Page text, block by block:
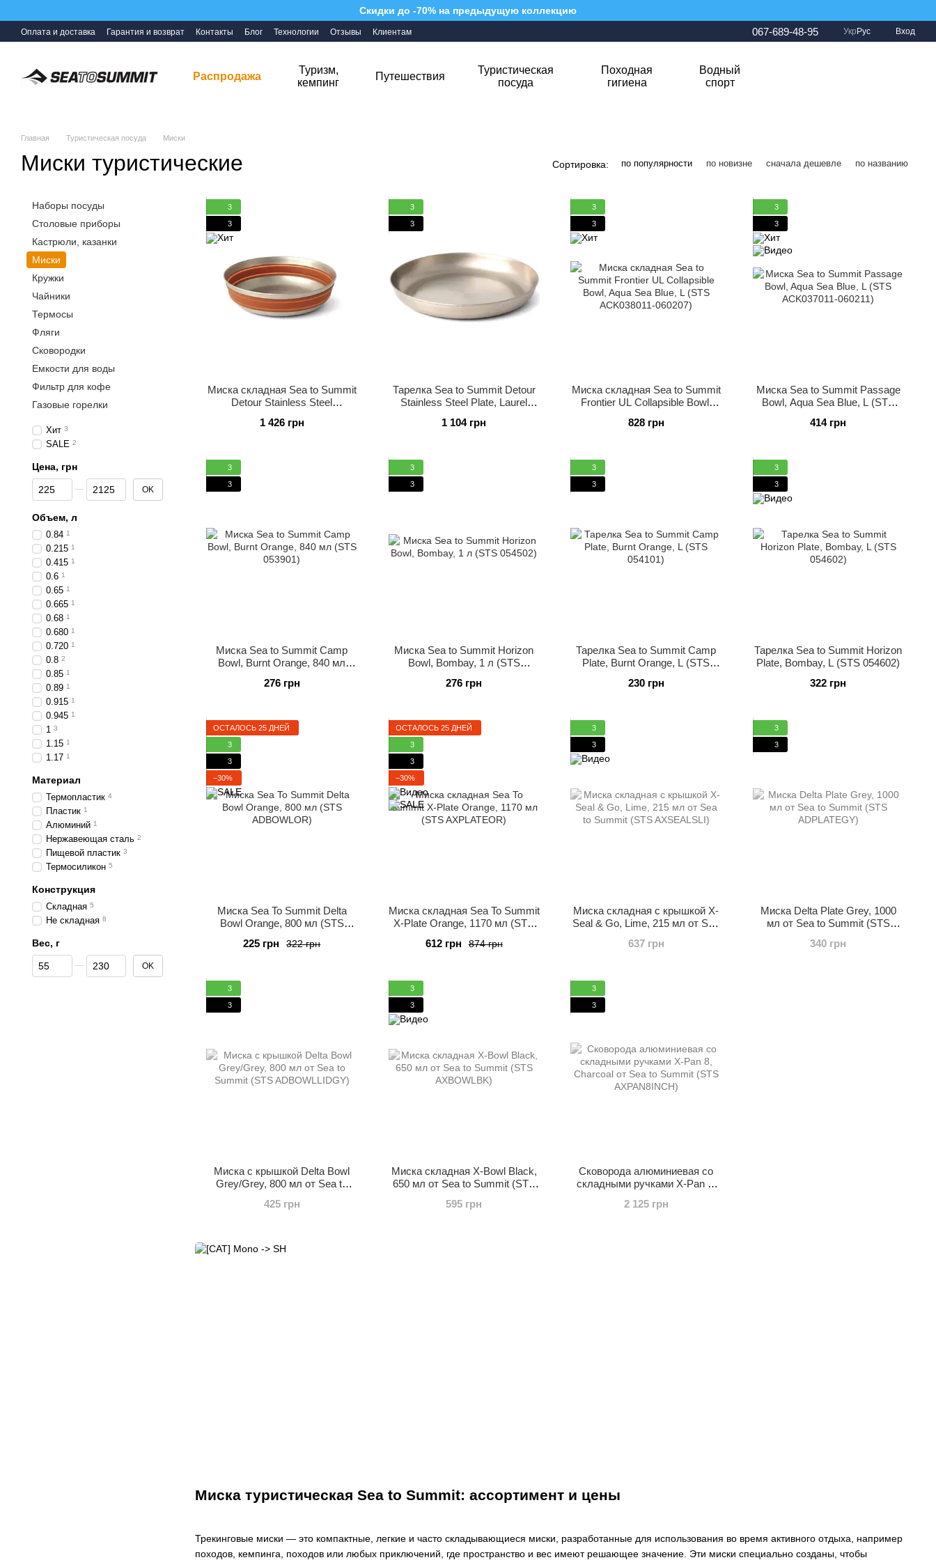
Скидки до -70% на предыдущую коллекцию
Оплата и доставка Гарантия и возврат Контакты Блог Технологии Отзывы Клиентам 067-689-48-95 Укр Рус Вход
Распродажа
Туризм,
кемпинг
Путешествия
Туристическая
посуда
Походная
гигиена
Водный
спорт
Главная Туристическая посуда Миски
Миски туристические Сортировка: по популярности по новизне сначала дешевле по названию
Миска туристическая Sea to Summit: ассортимент и цены
Трекинговые миски — это компактные, легкие и часто складывающиеся миски, разработанные для использования во время активного отдыха, например
походов, кемпинга, походов или любых приключений, где пространство и вес имеют решающее значение. Эти миски специально созданы, чтобы
3
3
Миска складная Sea to Summit
Detour Stainless Steel
Brown, L (STS ACK039011-
1 426 грн
3
3
Тарелка Sea to Summit Detour
Stainless Steel Plate, Laurel
ACK039021-662004)
1 104 грн
3
3
Миска складная Sea to Summit
Frontier UL Collapsible Bowl,
ACK038011-060207)
828 грн
3
3
Миска Sea to Summit Passage
Bowl, Aqua Sea Blue, L (STS
414 грн
3
3
Миска Sea to Summit Camp
Bowl, Burnt Orange, 840 мл
276 грн
3
3
Миска Sea to Summit Horizon
Bowl, Bombay, 1 л (STS
276 грн
3
3
Тарелка Sea to Summit Camp
Plate, Burnt Orange, L (STS
230 грн
3
3
Тарелка Sea to Summit Horizon
Plate, Bombay, L (STS 054602)
322 грн
ОСТАЛОСЬ 25 ДНЕЙ
3
3
−30%
Миска Sea To Summit Delta
Bowl Orange, 800 мл (STS
322 грн
225 грн
ОСТАЛОСЬ 25 ДНЕЙ
3
3
−30%
Миска складная Sea To Summit
X-Plate Orange, 1170 мл (STS
874 грн
612 грн
3
3
Миска складная с крышкой X-
Seal & Go, Lime, 215 мл от Sea
637 грн
3
3
Миска Delta Plate Grey, 1000
мл от Sea to Summit (STS
340 грн
3
3
Миска с крышкой Delta Bowl
Grey/Grey, 800 мл от Sea to
425 грн
3
3
Миска складная X-Bowl Black,
650 мл от Sea to Summit (STS
595 грн
3
3
Сковорода алюминиевая со
складными ручками X-Pan 8,
AXPAN8INCH)
2 125 грн
Наборы посуды
Столовые приборы
Кастрюли, казанки
Миски
Кружки
Чайники
Термосы
Фляги
Сковородки
Емкости для воды
Фильтр для кофе
Газовые горелки
Хит 3
SALE 2
Цена, грн
От Цена, грн
До Цена, грн OK
Объем, л
0.84 1
0.215 1
0.415 1
0.6 1
0.65 1
0.665 1
0.68 1
0.680 1
0.720 1
0.8 2
0.85 1
0.89 1
0.915 1
0.945 1
1 3
1.15 1
1.17 1
Материал
Термопластик 4
Пластик 1
Алюминий 1
Нержавеющая сталь 2
Пищевой пластик 3
Термосиликон 5
Конструкция
Складная 5
Не складная 8
Вес, г
От Вес, г
До Вес, г OK